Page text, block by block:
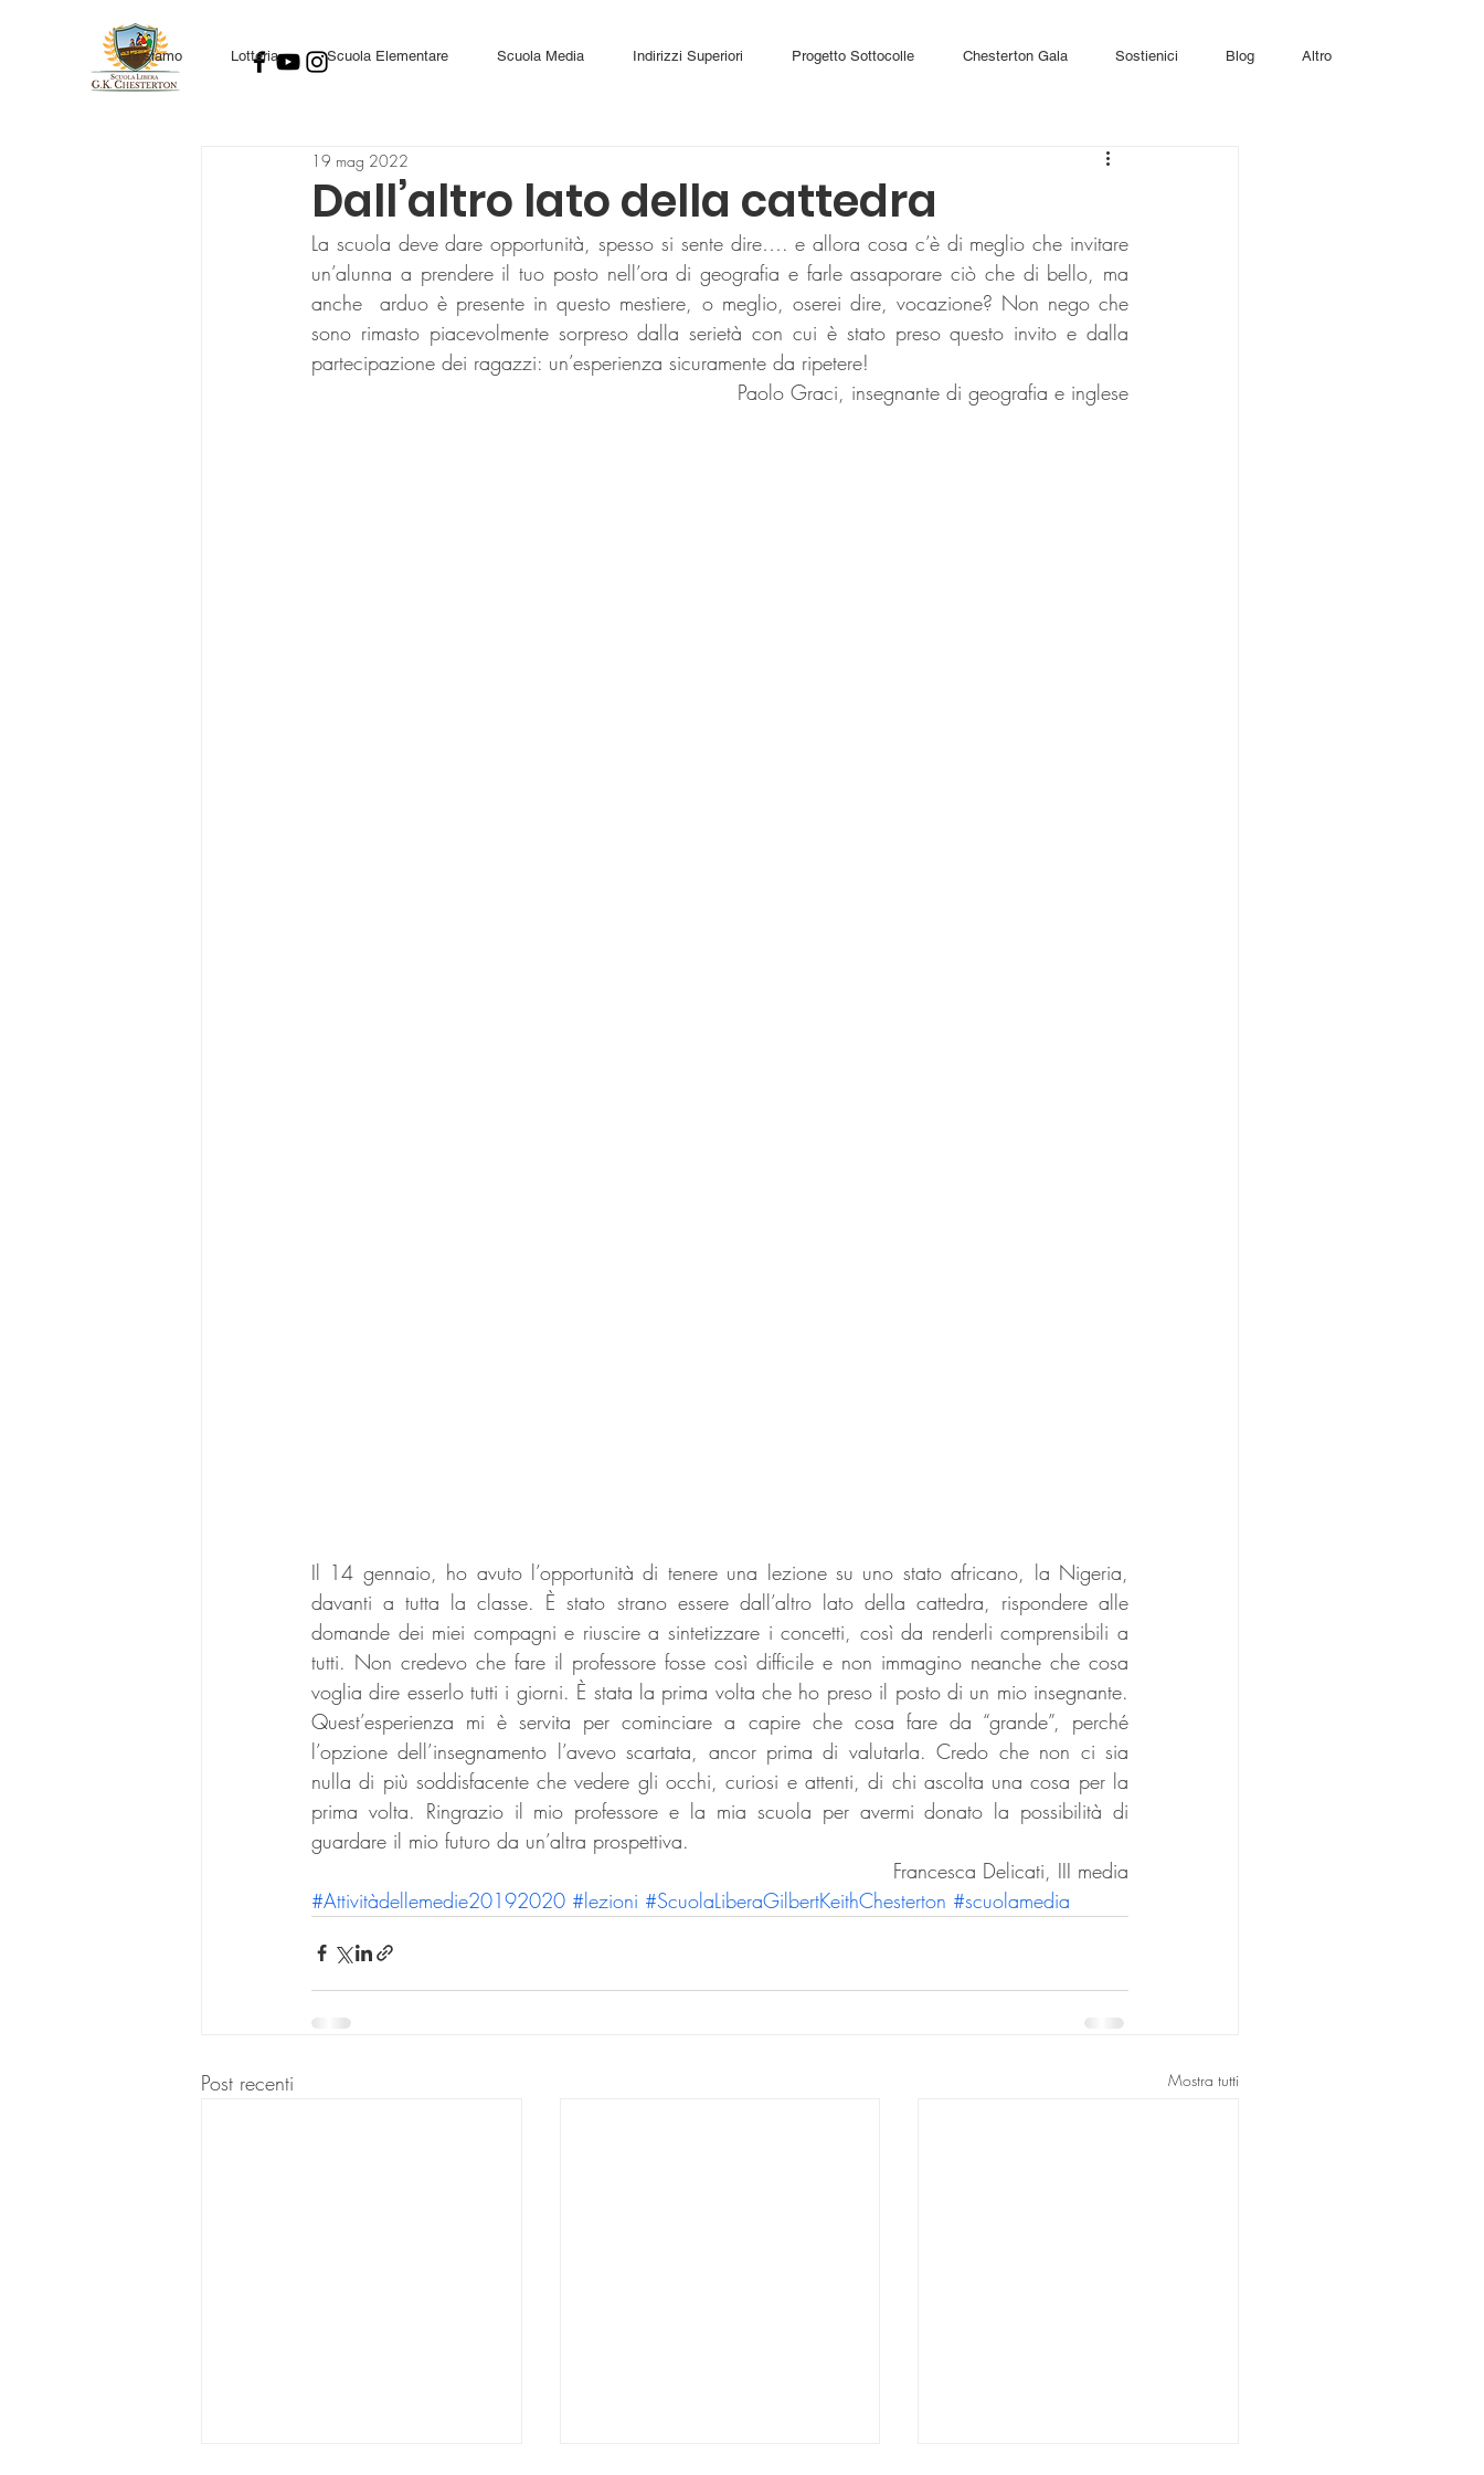
Chi siamo Lotteria Scuola Elementare Scuola Media Indirizzi Superiori Progetto Sottocolle Chesterton Gala Sostienici Blog Altro
Dall’altro lato della cattedra
19 mag 2022
La scuola deve dare opportunità, spesso si sente dire…. e allora cosa c’è di meglio che invitare
un’alunna a prendere il tuo posto nell’ora di geografia e farle assaporare ciò che di bello, ma
anche  arduo è presente in questo mestiere, o meglio, oserei dire, vocazione? Non nego che
sono rimasto piacevolmente sorpreso dalla serietà con cui è stato preso questo invito e dalla
partecipazione dei ragazzi: un’esperienza sicuramente da ripetere!
Paolo Graci, insegnante di geografia e inglese
Il 14 gennaio, ho avuto l’opportunità di tenere una lezione su uno stato africano, la Nigeria,
davanti a tutta la classe. È stato strano essere dall’altro lato della cattedra, rispondere alle
domande dei miei compagni e riuscire a sintetizzare i concetti, così da renderli comprensibili a
tutti. Non credevo che fare il professore fosse così difficile e non immagino neanche che cosa
voglia dire esserlo tutti i giorni. È stata la prima volta che ho preso il posto di un mio insegnante.
Quest’esperienza mi è servita per cominciare a capire che cosa fare da “grande”, perché
l’opzione dell’insegnamento l’avevo scartata, ancor prima di valutarla. Credo che non ci sia
nulla di più soddisfacente che vedere gli occhi, curiosi e attenti, di chi ascolta una cosa per la
prima volta. Ringrazio il mio professore e la mia scuola per avermi donato la possibilità di
guardare il mio futuro da un’altra prospettiva.
Francesca Delicati, III media
#Attivitàdellemedie20192020 #lezioni #ScuolaLiberaGilbertKeithChesterton #scuolamedia
Post recenti Mostra tutti